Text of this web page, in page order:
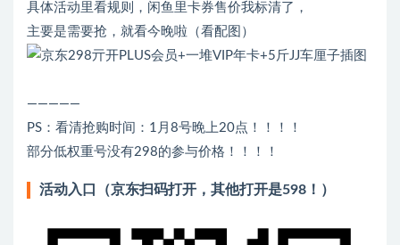
具体活动里看规则，闲鱼里卡券售价我标清了，
主要是需要抢，就看今晚啦（看配图）
—————
PS：看清抢购时间：1月8号晚上20点！！！！
部分低权重号没有298的参与价格！！！！
活动入口（京东扫码打开，其他打开是598！）